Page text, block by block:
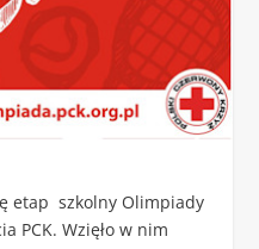
etap szkolny Olimpiady
PCK. Wzięło w nim